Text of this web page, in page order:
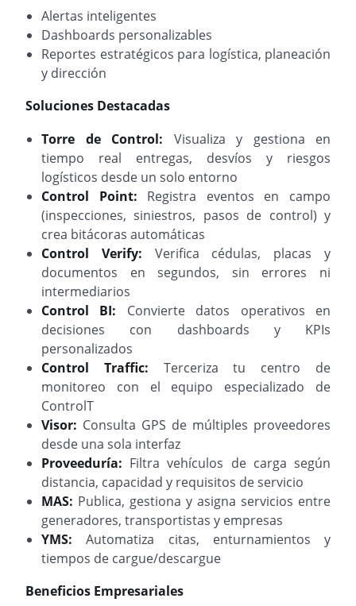
Alertas inteligentes
Dashboards personalizables
Reportes estratégicos para logística, planeación
y dirección
Soluciones Destacadas
Torre de Control: Visualiza y gestiona en
tiempo real entregas, desvíos y riesgos
logísticos desde un solo entorno
Control Point: Registra eventos en campo
(inspecciones, siniestros, pasos de control) y
crea bitácoras automáticas
Control Verify: Verifica cédulas, placas y
documentos en segundos, sin errores ni
intermediarios
Control BI: Convierte datos operativos en
decisiones con dashboards y KPIs
personalizados
Control Traffic: Terceriza tu centro de
monitoreo con el equipo especializado de
ControlT
Visor: Consulta GPS de múltiples proveedores
desde una sola interfaz
Proveeduría: Filtra vehículos de carga según
distancia, capacidad y requisitos de servicio
MAS: Publica, gestiona y asigna servicios entre
generadores, transportistas y empresas
YMS:Automatiza citas, enturnamientos y
tiempos de cargue/descargue
Beneficios Empresariales